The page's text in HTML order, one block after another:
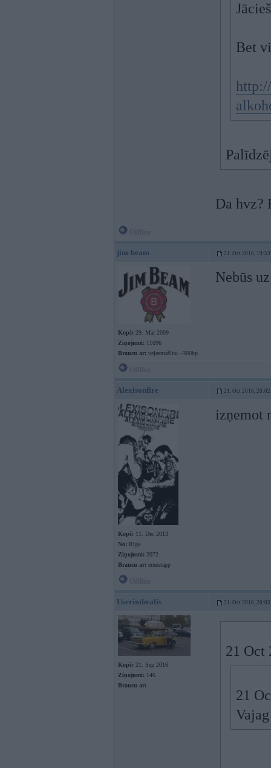
Bet
Da hvz?
jim-beam 21. Oct 2016, 19:53
Kopš: 29. Mar 2009
Ziņojumi: 11096
Braucu ar: veļasmašīnu ~300hp
Nebūs
Alexisonfire 21. Oct 2016, 20:02
Kopš: 11. Dec 2013
No: Rīga
Ziņojumi: 2072
Braucu ar: ernestapp
izņemot
Userimbralis 21. Oct 2016, 20:03
Kopš: 21. Sep 2016
Ziņojumi: 146
Braucu ar:
21 Oct
21